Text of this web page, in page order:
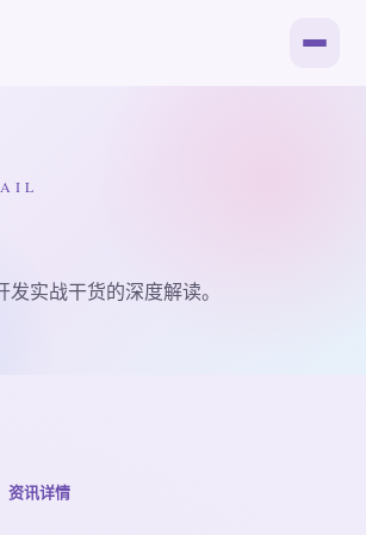
实战干货的深度解读。
资讯详情